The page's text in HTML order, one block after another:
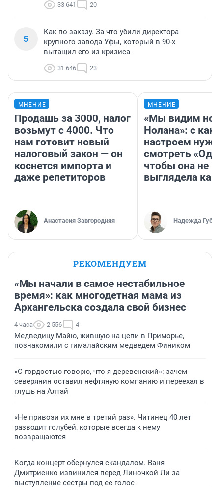
33 641 20
5
Как по заказу. За что убили директора
крупного завода Уфы, который в 90-х
вытащил его из кризиса
31 646 23
МНЕНИЕ
Продашь за 3000, налог
возьмут с 4000. Что
нам готовит новый
налоговый закон — он
коснется импорта и
даже репетиторов
Анастасия Завгородняя
МНЕНИЕ
«Мы видим
Нолана»: с
настроем
смотреть
чтобы она не
выглядела как
Надежда
РЕКОМЕНДУЕМ
«Мы начали в самое нестабильное
время»: как многодетная мама из
Архангельска создала свой бизнес
4 часа 2 556 4
Медведицу Майю, жившую на цепи в Приморье,
познакомили с гималайским медведем Фиником
«С гордостью говорю, что я деревенский»: зачем
северянин оставил нефтяную компанию и переехал в
глушь на Алтай
«Не привози их мне в третий раз». Читинец 40 лет
разводит голубей, которые всегда к нему
возвращаются
Когда концерт обернулся скандалом. Ваня
Дмитриенко извинился перед Линочкой Ли за
выступление сестры под ее голос